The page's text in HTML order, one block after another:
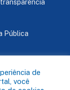
Pública
Capanema
de
você